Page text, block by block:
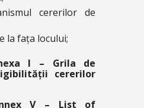
cererilor de
la fața locului;
I – Grila de
cererilor
V – List of